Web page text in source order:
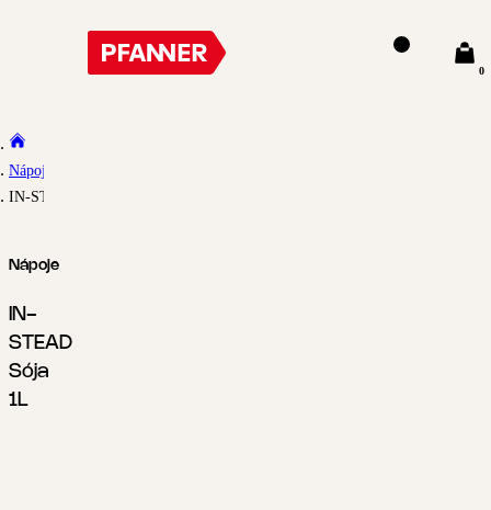
0
Nápoje
IN-STEAD Sója 1L
Nápoje
IN-
STEAD
Sója
1L